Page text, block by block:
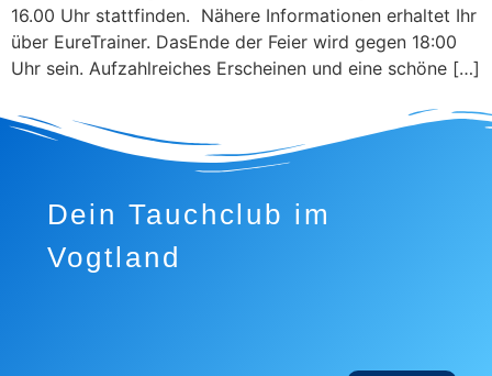
16.00 Uhr stattfinden. Nähere Informationen erhaltet Ihr
über EureTrainer. DasEnde der Feier wird gegen 18:00
Uhr sein. Aufzahlreiches Erscheinen und eine schöne […]
Dein Tauchclub im
Vogtland